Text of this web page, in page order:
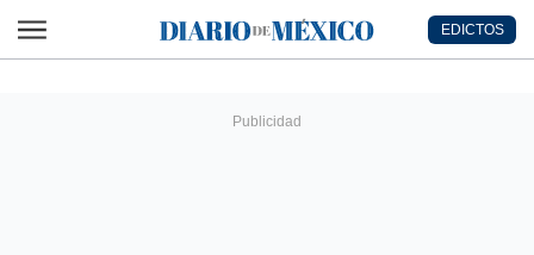
Diario de México
EDICTOS